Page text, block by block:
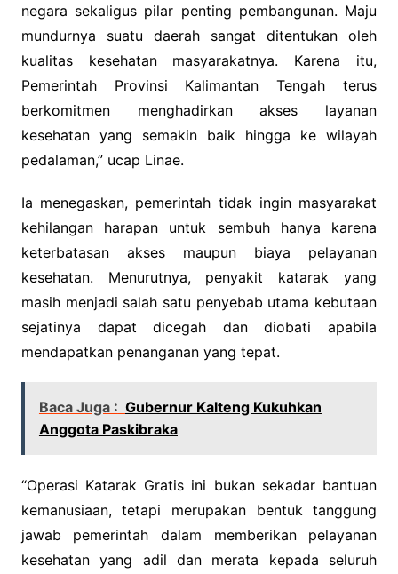
negara sekaligus pilar penting pembangunan. Maju
mundurnya suatu daerah sangat ditentukan oleh
kualitas kesehatan masyarakatnya. Karena itu,
Pemerintah Provinsi Kalimantan Tengah terus
berkomitmen menghadirkan akses layanan
kesehatan yang semakin baik hingga ke wilayah
pedalaman,” ucap Linae.
Ia menegaskan, pemerintah tidak ingin masyarakat
kehilangan harapan untuk sembuh hanya karena
keterbatasan akses maupun biaya pelayanan
kesehatan. Menurutnya, penyakit katarak yang
masih menjadi salah satu penyebab utama kebutaan
sejatinya dapat dicegah dan diobati apabila
mendapatkan penanganan yang tepat.
Baca Juga : Gubernur Kalteng Kukuhkan
Anggota Paskibraka
“Operasi Katarak Gratis ini bukan sekadar bantuan
kemanusiaan, tetapi merupakan bentuk tanggung
jawab pemerintah dalam memberikan pelayanan
kesehatan yang adil dan merata kepada seluruh